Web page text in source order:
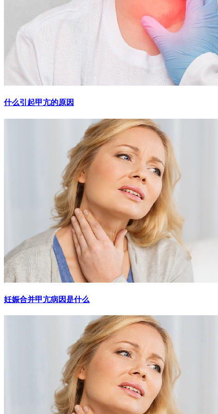
什么引起甲亢的原因
妊娠合并甲亢病因是什么